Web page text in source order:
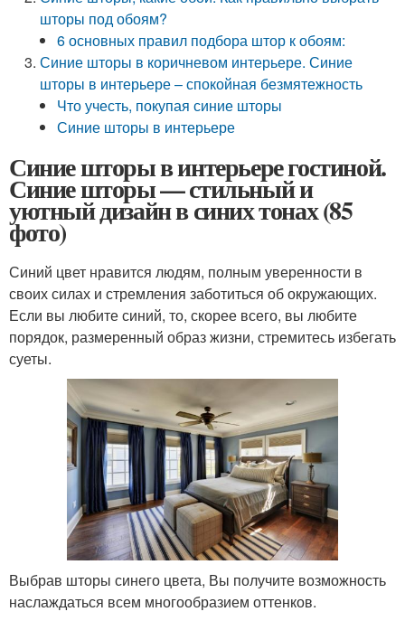
шторы под обоям?
6 основных правил подбора штор к обоям:
Синие шторы в коричневом интерьере. Синие
шторы в интерьере – спокойная безмятежность
Что учесть, покупая синие шторы
Синие шторы в интерьере
Синие шторы в интерьере гостиной.
Синие шторы — стильный и
уютный дизайн в синих тонах (85
фото)
Синий цвет нравится людям, полным уверенности в
своих силах и стремления заботиться об окружающих.
Если вы любите синий, то, скорее всего, вы любите
порядок, размеренный образ жизни, стремитесь избегать
суеты.
Выбрав шторы синего цвета, Вы получите возможность
наслаждаться всем многообразием оттенков.